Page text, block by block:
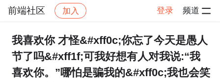
前端社区 加入 登录 频道
社区 前端社区 感慨 帖子详情
我喜欢你 才怪&#xff0c;你忘了今天是愚人
节了吗&#xff1f;可我好想有人对我说:“我
喜欢你。”哪怕是骗我的&#xff0c;我也会笑